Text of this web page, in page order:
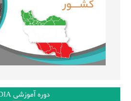
دوره آموزشی PDIA